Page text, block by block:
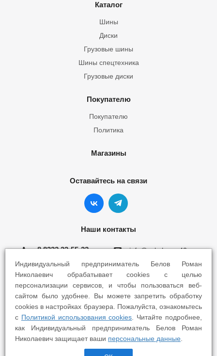
Каталог
Шины
Грузовые шины
Шины спецтехника
Диски
Грузовые диски
Покупателю
Покупателю
Политика
Магазины
Оставайтесь на связи
Наши контакты
8 8332 22-55-22 info@yokohama43.ru
Киров, ул. Ломоносова 5Б
Киров, ул. Профсоюзная 7А
2025 © Yokohama Киров - Шины Диски Сервис
Индивидуальный предприниматель Белов Роман
Николаевич обрабатывает cookies с целью
персонализации сервисов, и чтобы пользоваться веб-
сайтом было удобнее. Вы можете запретить обработку
cookies в настройках браузера. Пожалуйста, ознакомьтесь
с Политикой использования cookies . Читайте подробнее,
как Индивидуальный предприниматель Белов Роман
Николаевич защищает ваши персональные данные